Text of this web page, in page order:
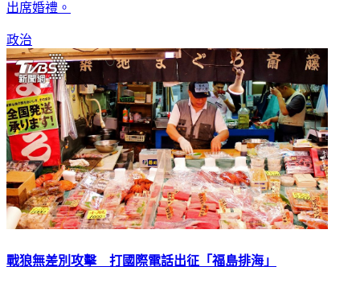
出席婚禮。
政治
戰狼無差別攻擊 打國際電話出征「福島排海」